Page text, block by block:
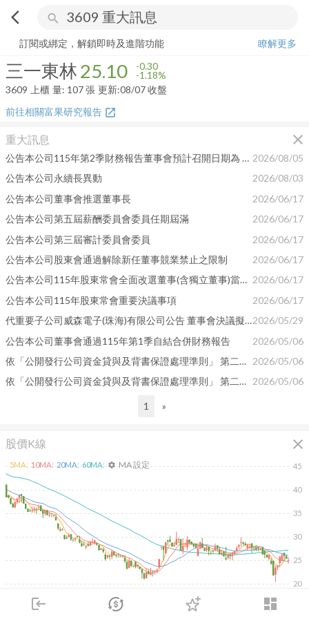
arrow_back_ios search
login dashboard
市場 登入
三一東林 25.10-1.18%
訂閱或綁定，解鎖即時及進階功能
瞭解更多
三一東林25.10 -0.30
-1.18%
3609
上櫃 量: 107張 更新:08/07 收盤
前往相關富果研究報告 open_in_new
重大訊息 close
公告本公司115年第2季財務報告董事會預計召開日期為 115年08月13日 2026/08/05
公告本公司永續長異動
2026/08/03
公告本公司董事會推選董事長
2026/06/17
公告本公司第五屆薪酬委員會委員任期屆滿
2026/06/17
公告本公司第三屆審計委員會委員
2026/06/17
公告本公司股東會通過解除新任董事競業禁止之限制
2026/06/17
公告本公司115年股東常會全面改選董事(含獨立董事)當選名單 2026/06/17
公告本公司115年股東常會重要決議事項
2026/06/17
代重要子公司威森電子(珠海)有限公司公告 董事會決議擬出售土地使用權及廠房(補充115/03/25公告)2026/05/29
公告本公司董事會通過115年第1季自結合併財務報告
2026/05/06
依「公開發行公司資金貸與及背書保證處理準則」 第二十二條第一項第二款、第三款規定辦理公告 2026/05/06
依「公開發行公司資金貸與及背書保證處理準則」 第二十二條第一項第一款規定辦理公告 2026/05/06
1 »
股價K線 close
2026/02/10 2026/04/10 2026/05/28 2026/07/16
20
25
30
35
40
45
5MA: 10MA: 20MA: 60MA: settings MA 設定